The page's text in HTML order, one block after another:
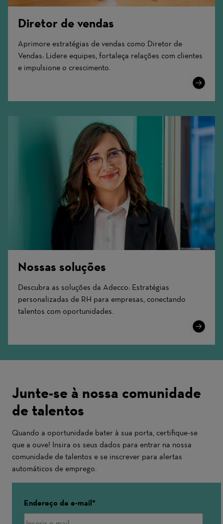
Diretor de vendas
Aprimore estratégias de vendas como Diretor de
Vendas: Lidere equipes, fortaleça relações com clientes
e impulsione o crescimento.
Learn
Nossas soluções
Descubra as soluções da Adecco: Estratégias
personalizadas de RH para empresas, conectando
talentos com oportunidades.
Learn
Junte-se à nossa comunidade
de talentos
Quando a oportunidade bater à sua porta, certifique-se
que a ouve! Insira os seus dados para entrar na nossa
comunidade de talentos e se inscrever para alertas
automáticos de emprego.
Endereço de e-mail